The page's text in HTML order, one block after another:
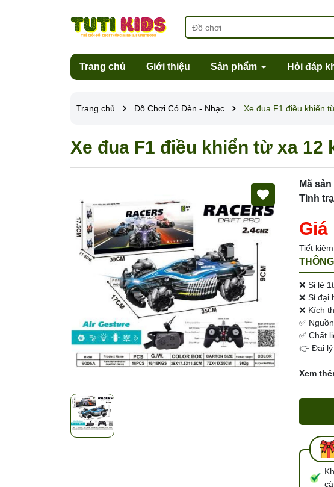
Trang chủ Giới thiệu Sản phẩm Hỏi đáp
Trang chủ Đồ Chơi Có Đèn - Nhạc Xe đua F1 điều khiển
Xe đua F1 điều khiển từ xa 12
Mã
Tình
Giá
Tiết
❌ Sỉ lẻ
❌ Sỉ đại
❌ Kích
✅
✅ Chất
👉 Đại lý
Xem